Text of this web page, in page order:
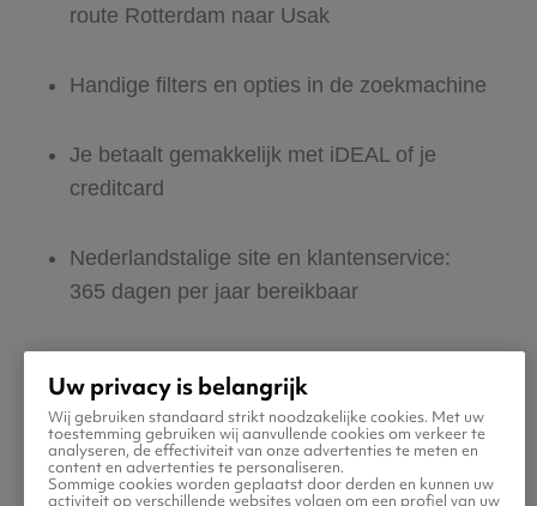
route Rotterdam naar Usak
Handige filters en opties in de zoekmachine
Je betaalt gemakkelijk met iDEAL of je
creditcard
Nederlandstalige site en klantenservice:
365 dagen per jaar bereikbaar
Boek ook direct een hotel of huurauto voor
in Usak
Uw privacy is belangrijk
Wij gebruiken standaard strikt noodzakelijke cookies. Met uw
toestemming gebruiken wij aanvullende cookies om verkeer te
analyseren, de effectiviteit van onze advertenties te meten en
content en advertenties te personaliseren.
Sommige cookies worden geplaatst door derden en kunnen uw
activiteit op verschillende websites volgen om een profiel van uw